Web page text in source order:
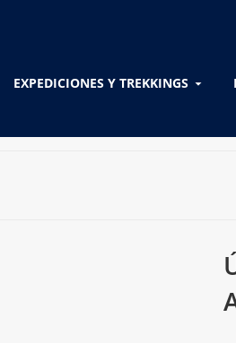
EXPEDICIONES Y TREKKINGS